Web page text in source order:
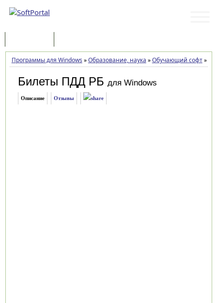
Программы для Windows »Образование, наука »Обучающий софт»
Билеты ПДД РБ для Windows
Описание Отзывы